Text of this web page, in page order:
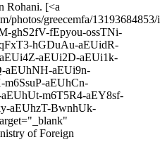
Rohani. [<a
photos/greecemfa/
ghS2fV-fEpyou-ossTNi-
hGDuAu-aEUidR-
aEUi2D-aEUi1k-
aEUhNH-aEUi9n-
aEUhCn-
m6T5R4-aEY8sf-
aEUhzT-BwnhUk-
of Foreign